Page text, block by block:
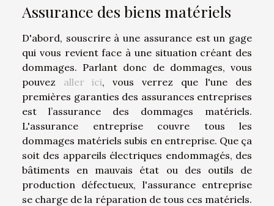
Assurance des biens matériels
D'abord, souscrire à une assurance est un gage
qui vous revient face à une situation créant des
dommages. Parlant donc de dommages, vous
pouvez aller ici, vous verrez que l'une des
premières garanties des assurances entreprises
est l’assurance des dommages matériels.
L'assurance entreprise couvre tous les
dommages matériels subis en entreprise. Que ça
soit des appareils électriques endommagés, des
bâtiments en mauvais état ou des outils de
production défectueux, l'assurance entreprise
se charge de la réparation de tous ces matériels.